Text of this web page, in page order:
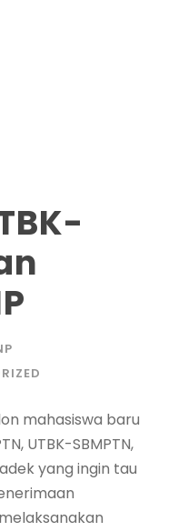
mahasiswa baru
UTBK-SBMPTN,
yang ingin tau